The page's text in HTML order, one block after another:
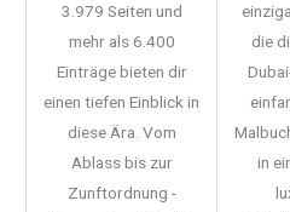
3.979 Seiten und
mehr als 6.400
Einträge bieten dir
einen tiefen Einblick in
diese Ära. Vom
Ablass bis zur
Zunftordnung -
die
in